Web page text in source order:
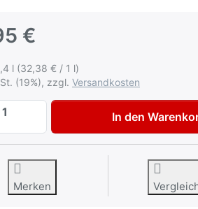
€
l (32,38 € / 1 l)
(19%), zzgl. Versandkosten
Multona Autolack für Suzuki
In den
Merken